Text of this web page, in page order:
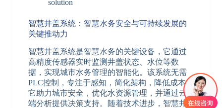
solution
智慧井盖系统：智慧水务安全与可持续发展的
关键推动力
智慧井盖系统是智慧水务的关键设备，它通过
高精度传感器实时监测井盖状态、水位等数
据，实现城市水务管理的智能化。该系统无需
PLC控制，专注于感知，简化架构，降低成本。
它助力城市安全，优化水资源管理，并通过云
端分析提供决策支持。随着技术进步，智慧井